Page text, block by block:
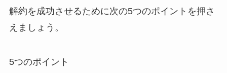
解約を成功させるために次の5つのポイントを押さ
えましょう。
5つのポイント